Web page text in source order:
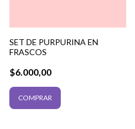
SET DE PURPURINA EN
FRASCOS
$6.000,00